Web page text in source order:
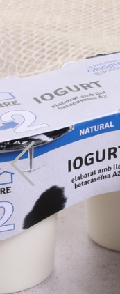
Previous